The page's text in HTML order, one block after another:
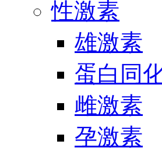
性激素
雄激素
蛋白同
雌激素
孕激素